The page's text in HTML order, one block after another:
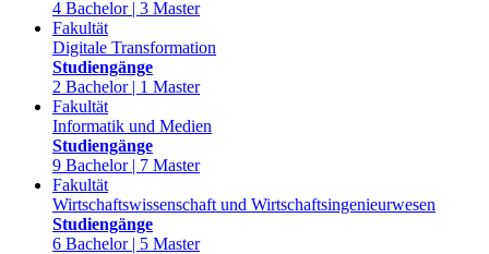
4 Bachelor | 3 Master
Fakultät
Digitale Transformation
Studiengänge
2 Bachelor | 1 Master
Fakultät
Informatik und Medien
Studiengänge
9 Bachelor | 7 Master
Fakultät
Wirtschaftswissenschaft und Wirtschaftsingenieurwesen
Studiengänge
6 Bachelor | 5 Master